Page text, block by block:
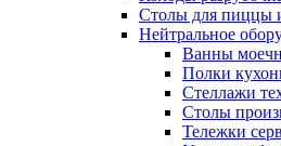
Столы для пиццы
Нейтральное
Ванны
Полки
Стеллажи
Столы
Тележки